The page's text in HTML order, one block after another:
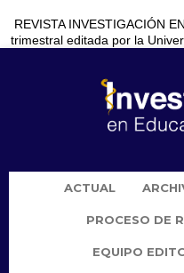
REVISTA INVESTIGACIÓN
trimestral editada por la
ACTUAL
PROCESO DE
EQUIPO